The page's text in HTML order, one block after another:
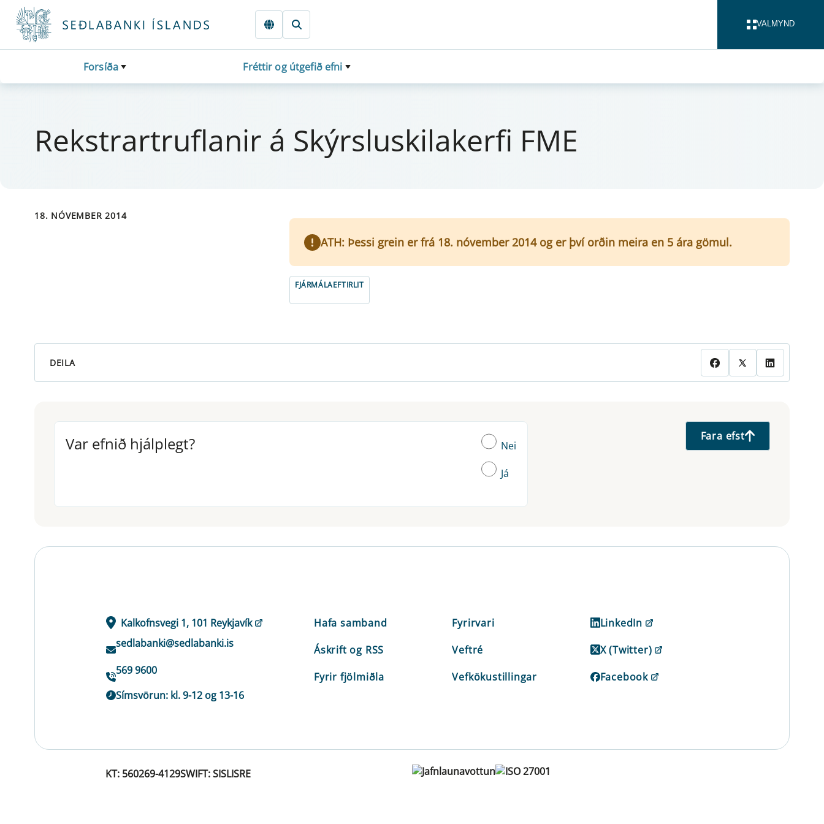
Fara beint í Meginmál
VALMYND
Forsíða Fréttir og útgefið efni
Rekst­r­artrufl­an­ir á Skýrs­lu­skila­kerfi FME
18. NÓVEMBER 2014
ATH: Þessi grein er frá 18. nóvember 2014 og er því orðin meira en 5 ára gömul.
FJÁRMÁLAEFTIRLIT
DEILA
Var efnið hjálplegt?
Var efnið hjálplegt? Nei
Já
Fara efst
Kalkofnsvegi 1, 101 Reykjavík
sedlabanki@sedlabanki.is
569 9600
Símsvörun: kl. 9-12 og 13-16
Hafa samband
Áskrift og RSS
Fyrir fjölmiðla
Fyrirvari
Veftré
Vefkökustillingar
LinkedIn
X (Twitter)
Facebook
KT: 560269-4129SWIFT: SISLISRE